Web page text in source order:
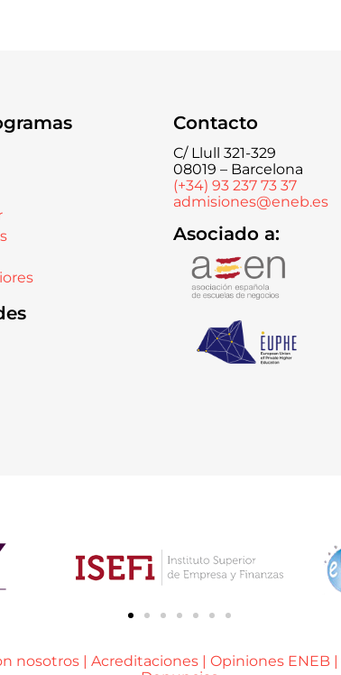
Contacto
C/ Llull 321-329
08019 – Barcelona
(+34) 93 237 73 37
admisiones@eneb.es
Asociado a:
nosotros | Acreditaciones | Opiniones ENEB |